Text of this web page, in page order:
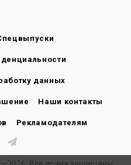
данных
Наши контакты
Рекламодателям